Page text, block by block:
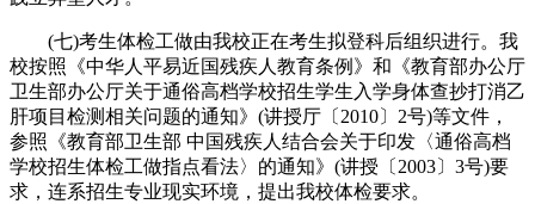
(七)考生体检工做由我校正在考生拟登科后组织进行。我
校按照《中华人平易近国残疾人教育条例》和《教育部办公厅
卫生部办公厅关于通俗高档学校招生学生入学身体查抄打消乙
肝项目检测相关问题的通知》(讲授厅〔2010〕2号)等文件，
参照《教育部卫生部 中国残疾人结合会关于印发〈通俗高档
学校招生体检工做指点看法〉的通知》(讲授〔2003〕3号)要
求，连系招生专业现实环境，提出我校体检要求。